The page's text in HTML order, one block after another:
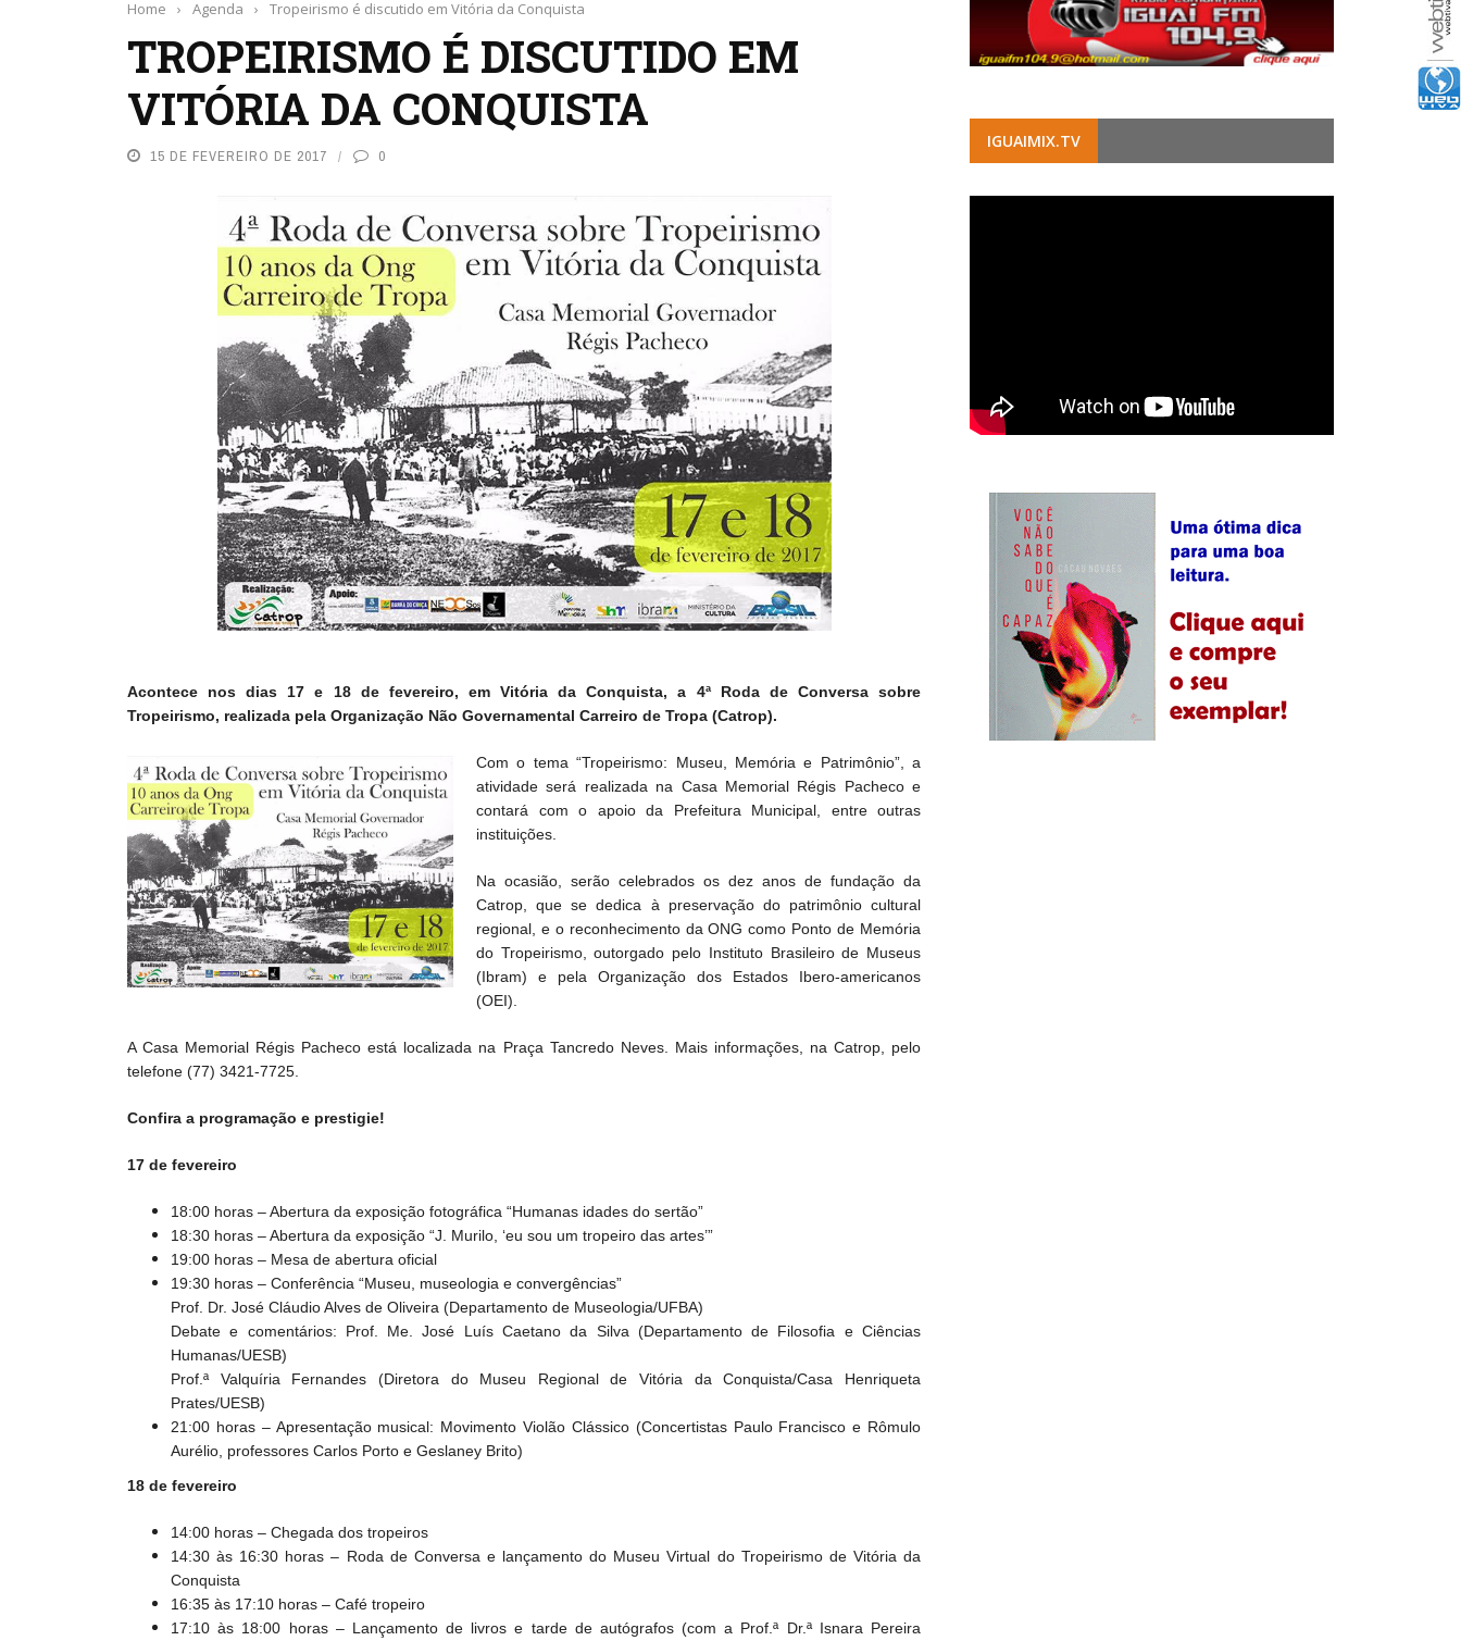
Home › Agenda › Tropeirismo é discutido em Vitória da Conquista
TROPEIRISMO É DISCUTIDO EM
VITÓRIA DA CONQUISTA
15 DE FEVEREIRO DE 2017 0
Acontece nos dias 17 e 18 de fevereiro, em Vitória da Conquista, a 4ª Roda de Conversa sobre
Tropeirismo, realizada pela Organização Não Governamental Carreiro de Tropa (Catrop).
Com o tema “Tropeirismo: Museu, Memória e Patrimônio”, a
atividade será realizada na Casa Memorial Régis Pacheco e
contará com o apoio da Prefeitura Municipal, entre outras
instituições.
Na ocasião, serão celebrados os dez anos de fundação da
Catrop, que se dedica à preservação do patrimônio cultural
regional, e o reconhecimento da ONG como Ponto de Memória
do Tropeirismo, outorgado pelo Instituto Brasileiro de Museus
(Ibram) e pela Organização dos Estados Ibero-americanos
(OEI).
A Casa Memorial Régis Pacheco está localizada na Praça Tancredo Neves. Mais informações, na Catrop, pelo
telefone (77) 3421-7725.
Confira a programação e prestigie!
17 de fevereiro
18:00 horas – Abertura da exposição fotográfica “Humanas idades do sertão”
18:30 horas – Abertura da exposição “J. Murilo, ‘eu sou um tropeiro das artes’”
19:00 horas – Mesa de abertura oficial
19:30 horas – Conferência “Museu, museologia e convergências”
Prof. Dr. José Cláudio Alves de Oliveira (Departamento de Museologia/UFBA)
Debate e comentários: Prof. Me. José Luís Caetano da Silva (Departamento de Filosofia e Ciências
Humanas/UESB)
Prof.ª Valquíria Fernandes (Diretora do Museu Regional de Vitória da Conquista/Casa Henriqueta
Prates/UESB)
21:00 horas – Apresentação musical: Movimento Violão Clássico (Concertistas Paulo Francisco e Rômulo
Aurélio, professores Carlos Porto e Geslaney Brito)
18 de fevereiro
14:00 horas – Chegada dos tropeiros
14:30 às 16:30 horas – Roda de Conversa e lançamento do Museu Virtual do Tropeirismo de Vitória da
Conquista
16:35 às 17:10 horas – Café tropeiro
17:10 às 18:00 horas – Lançamento de livros e tarde de autógrafos (com a Prof.ª Dr.ª Isnara Pereira
IGUAIMIX.TV